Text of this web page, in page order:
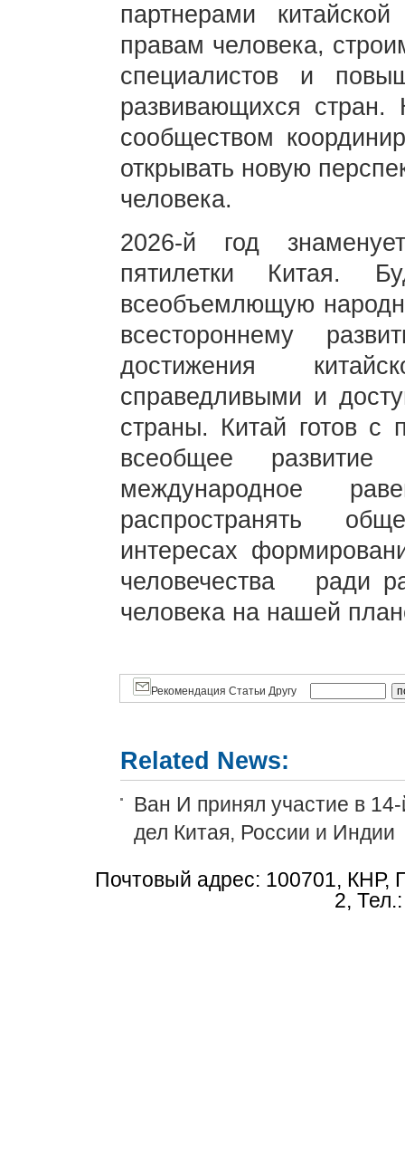
партнерами
правам человека,
специалистов и
развивающихся стран.
сообществом
открывать новую
человека.
2026-й год
пятилетки Китая.
всеобъемлющую
всестороннему
достижения
справедливыми и
страны. Китай готов с
всеобщее
международное
распространять
интересах
человечества ради
человека на нашей
Рекомендация Статьи Другу
Related News:
Ван И принял участие в
дел Китая, России и Индии
Почтовый адрес: 100701, КНР,
2,